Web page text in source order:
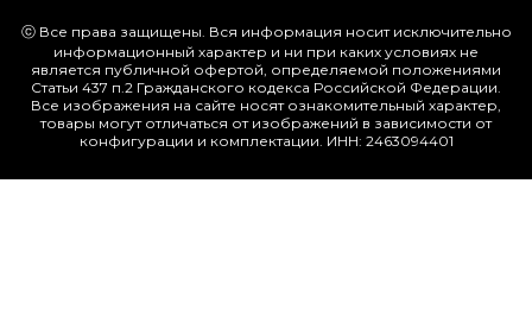
ⓒ Все права защищены. Вся информация носит исключительно
информационный характер и ни при каких условиях не
является публичной офертой, определяемой положениями
Статьи 437 п.2 Гражданского кодекса Российской Федерации.
Все изображения на сайте носят ознакомительный характер,
товары могут отличаться от изображений в зависимости от
конфигурации и комплектации. ИНН: 2463094401